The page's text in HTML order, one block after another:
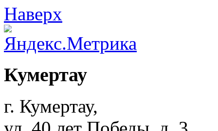
Наверх
Кумертау
г. Кумертау,